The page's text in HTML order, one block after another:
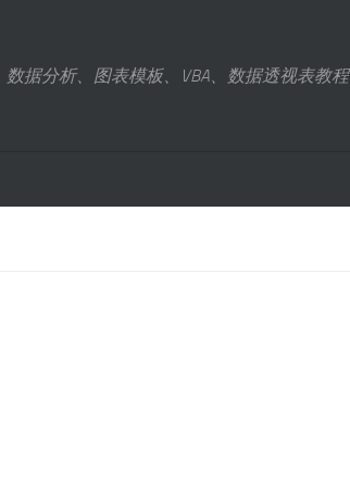
数据分析、图表模板、VBA、数据透视表教程